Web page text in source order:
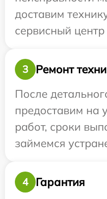
доставим
сервисный
3
Ремонт
После
предоставим на
работ, сроки
займемся
4
Гарантия